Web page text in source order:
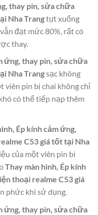
thay pin, sửa chữa
Nha Trangtụt xuống
đạt mức 80%, rất có
thay.
ứng, thay pin, sửa chữa
Nha Trangsạc không
pin bị chai không chỉ
có thể tiếp nạp thêm
Ép kính cảm ứng,
C53 giá tốt tại Nha
của một viên pin bị
Thay màn hình, Ép kính
thoại realme C53 giá
phức khi sử dụng.
ứng, thay pin, sửa chữa